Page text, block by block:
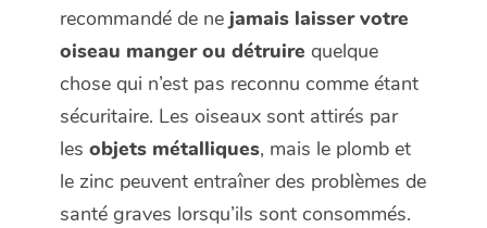
recommandé de ne jamais laisser votre
oiseau manger ou détruire quelque
chose qui n’est pas reconnu comme étant
sécuritaire. Les oiseaux sont attirés par
les objets métalliques, mais le plomb et
le zinc peuvent entraîner des problèmes de
santé graves lorsqu’ils sont consommés.